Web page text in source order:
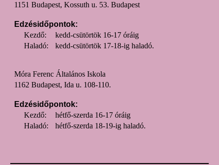
1151 Budapest, Kossuth u. 53. Budapest
Edzésidőpontok:
Kezdő:
kedd-csütörtök 16-17 óráig
Haladó:
kedd-csütörtök 17-18-ig haladó.
Móra Ferenc Általános Iskola
1162 Budapest, Ida u. 108-110.
Edzésidőpontok:
Kezdő:
hétfő-szerda 16-17 óráig
Haladó:
hétfő-szerda 18-19-ig haladó.